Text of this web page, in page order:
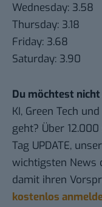
Wednesday: 3.58
Thursday: 3.18
Friday: 3.68
Saturday: 3.90
Du möchtest
KI, Green Tech
geht? Über
Tag UPDATE,
wichtigsten News
damit ihren
kostenlos